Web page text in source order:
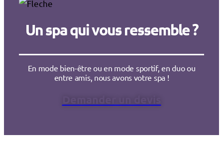
Un spa qui vous ressemble ?
En mode bien-être ou en mode sportif, en duo ou
entre amis, nous avons votre spa !